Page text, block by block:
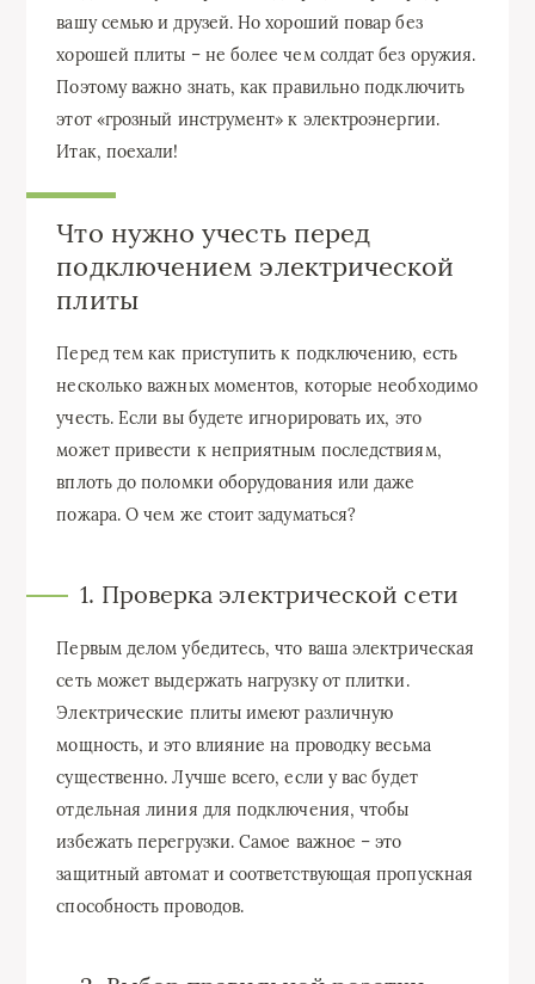
вашу семью и друзей. Но хороший повар без
хорошей плиты – не более чем солдат без оружия.
Поэтому важно знать, как правильно подключить
этот «грозный инструмент» к электроэнергии.
Итак, поехали!
Что нужно учесть перед
подключением электрической
плиты
Перед тем как приступить к подключению, есть
несколько важных моментов, которые необходимо
учесть. Если вы будете игнорировать их, это
может привести к неприятным последствиям,
вплоть до поломки оборудования или даже
пожара. О чем же стоит задуматься?
1. Проверка электрической сети
Первым делом убедитесь, что ваша электрическая
сеть может выдержать нагрузку от плитки.
Электрические плиты имеют различную
мощность, и это влияние на проводку весьма
существенно. Лучше всего, если у вас будет
отдельная линия для подключения, чтобы
избежать перегрузки. Самое важное – это
защитный автомат и соответствующая пропускная
способность проводов.